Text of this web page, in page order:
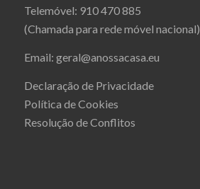
Telemóvel: 910 470 885
(Chamada para rede móvel nacional)
Email: geral@anossacasa.eu
Declaração de Privacidade
Política de Cookies
Resolução de Conflitos